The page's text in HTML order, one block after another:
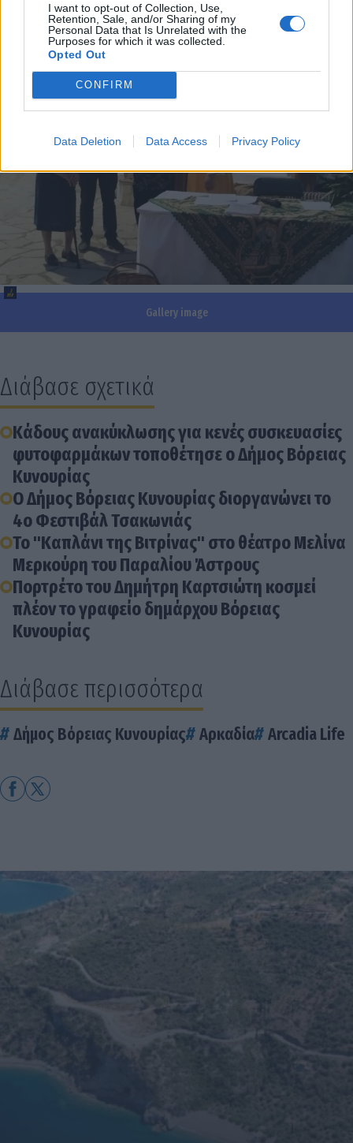
I want to opt-out of Collection, Use,
Retention, Sale, and/or Sharing of my
Personal Data that Is Unrelated with the
Purposes for which it was collected.
Opted Out
CONFIRM
Data Deletion Data Access Privacy Policy
Gallery image
Διάβασε σχετικά
Κάδους ανακύκλωσης για κενές συσκευασίες
φυτοφαρμάκων τοποθέτησε ο Δήμος Βόρειας
Κυνουρίας
Ο Δήμος Βόρειας Κυνουρίας διοργανώνει το
4o Φεστιβάλ Τσακωνιάς
Το "Καπλάνι της Βιτρίνας" στο θέατρο Μελίνα
Μερκούρη του Παραλίου Άστρους
Πορτρέτο του Δημήτρη Καρτσιώτη κοσμεί
πλέον το γραφείο δημάρχου Βόρειας
Κυνουρίας
Διάβασε περισσότερα
Δήμος Βόρειας Κυνουρίας Αρκαδία Arcadia Life